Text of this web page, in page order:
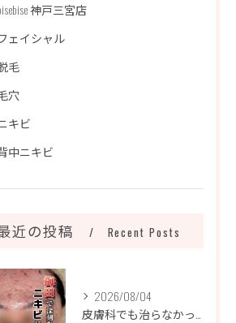
神戸三宮店
ェイシャル
毛
穴
キビ
中ニキビ
近の投稿 Recent Posts
2026/08/04
皮膚科でも治らなかったニキビ、諦めるのはまだ早いです！